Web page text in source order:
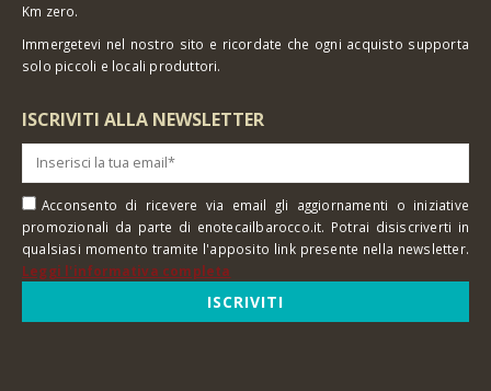
Km zero.
Immergetevi nel nostro sito e ricordate che ogni acquisto supporta
solo piccoli e locali produttori.
ISCRIVITI ALLA NEWSLETTER
Acconsento di ricevere via email gli aggiornamenti o iniziative
promozionali da parte di enotecailbarocco.it. Potrai disiscriverti in
qualsiasi momento tramite l'apposito link presente nella newsletter.
Leggi l'informativa completa